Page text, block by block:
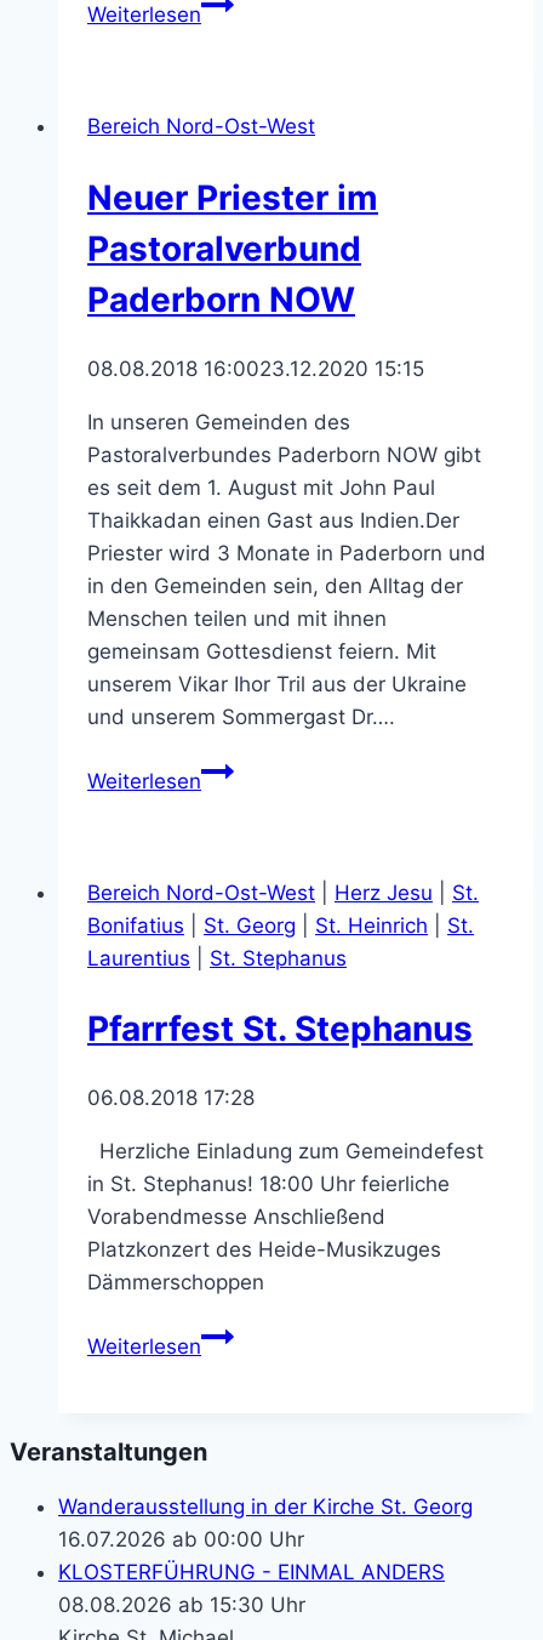
Weiterlesen
September
Bereich Nord-Ost-West
Neuer Priester im
Pastoralverbund
Paderborn NOW
08.08.2018 16:0023.12.2020 15:15
In unseren Gemeinden des
Pastoralverbundes Paderborn NOW gibt
es seit dem 1. August mit John Paul
Thaikkadan einen Gast aus Indien.Der
Priester wird 3 Monate in Paderborn und
in den Gemeinden sein, den Alltag der
Menschen teilen und mit ihnen
gemeinsam Gottesdienst feiern. Mit
unserem Vikar Ihor Tril aus der Ukraine
und unserem Sommergast Dr….
WeiterlesenNeuer
Paderborn
NOW
Bereich Nord-Ost-West Herz Jesu
St.
Bonifatius
St. Georg St. Heinrich
St.
Laurentius
St. Stephanus
Pfarrfest St. Stephanus
06.08.2018 17:28
Herzliche Einladung zum Gemeindefest
in St. Stephanus! 18:00 Uhr feierliche
Vorabendmesse Anschließend
Platzkonzert des Heide-Musikzuges
Dämmerschoppen
WeiterlesenPfarrfest
Veranstaltungen
Wanderausstellung in der Kirche St. Georg
16.07.2026 ab 00:00 Uhr
KLOSTERFÜHRUNG - EINMAL ANDERS
08.08.2026 ab 15:30 Uhr